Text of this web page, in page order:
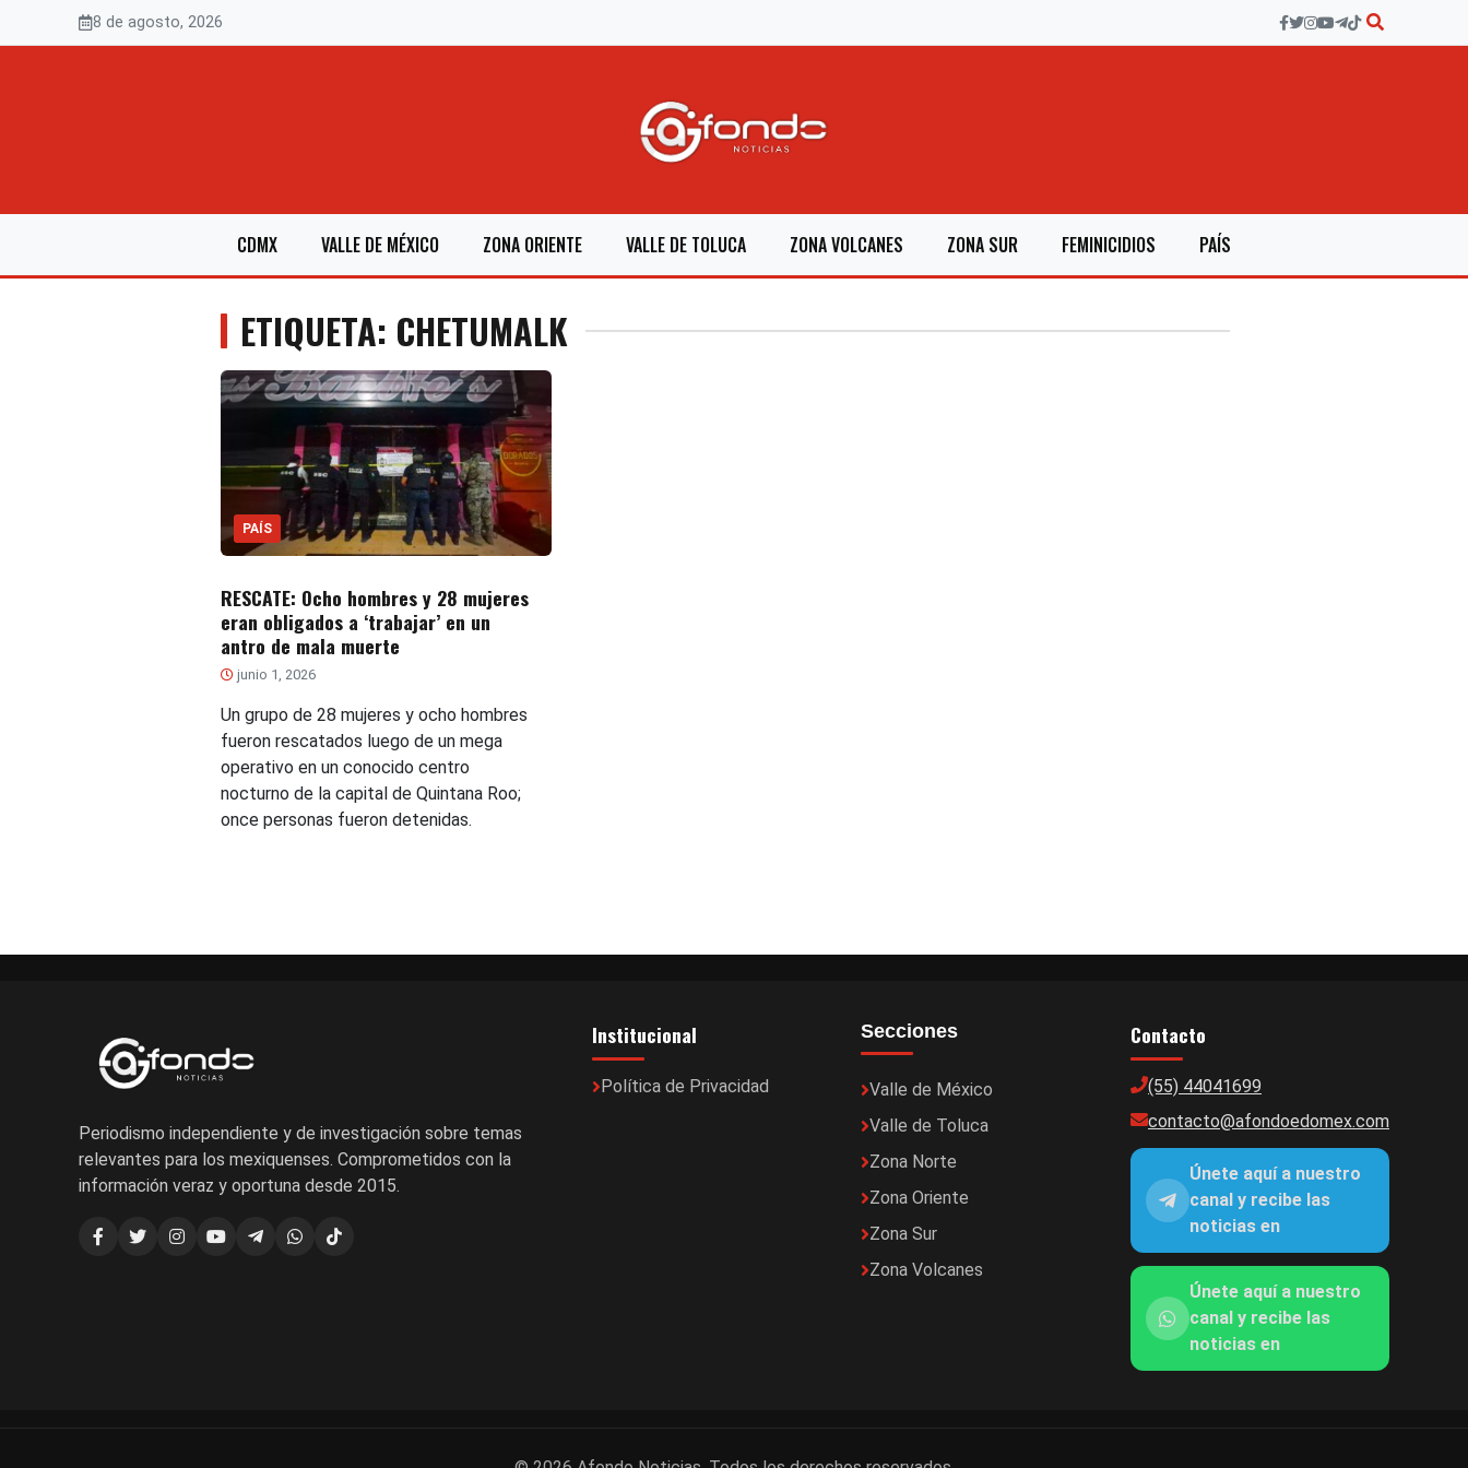
8 de agosto, 2026
CDMX VALLE DE MÉXICO ZONA ORIENTE VALLE DE TOLUCA ZONA VOLCANES ZONA SUR FEMINICIDIOS PAÍS
ETIQUETA: CHETUMALK
PAÍS
RESCATE: Ocho hombres y 28 mujeres
eran obligados a ‘trabajar’ en un
antro de mala muerte
junio 1, 2026
Un grupo de 28 mujeres y ocho hombres
fueron rescatados luego de un mega
operativo en un conocido centro
nocturno de la capital de Quintana Roo;
once personas fueron detenidas.
Periodismo independiente y de investigación sobre temas
relevantes para los mexiquenses. Comprometidos con la
información veraz y oportuna desde 2015.
Institucional
Política de Privacidad
Secciones
Valle de México
Valle de Toluca
Zona Norte
Zona Oriente
Zona Sur
Zona Volcanes
Contacto
(55) 44041699
contacto@afondoedomex.com
Únete aquí a nuestro
canal y recibe las
noticias en
Únete aquí a nuestro
canal y recibe las
noticias en